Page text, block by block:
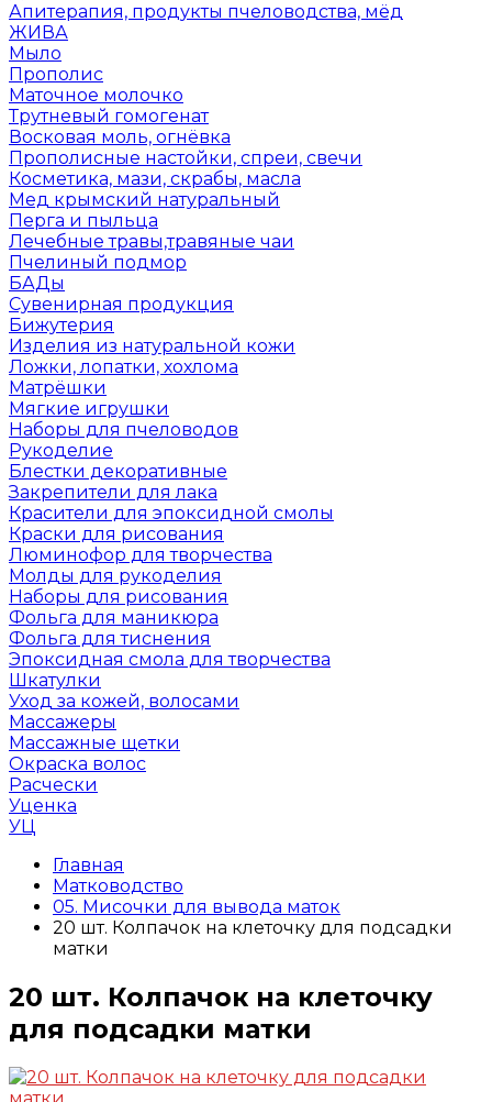
Апитерапия, продукты пчеловодства, мёд
ЖИВА
Мыло
Прополис
Маточное молочко
Трутневый гомогенат
Восковая моль, огнёвка
Прополисные настойки, спреи, свечи
Косметика, мази, скрабы, масла
Мед крымский натуральный
Перга и пыльца
Лечебные травы,травяные чаи
Пчелиный подмор
БАДы
Сувенирная продукция
Бижутерия
Изделия из натуральной кожи
Ложки, лопатки, хохлома
Матрёшки
Мягкие игрушки
Наборы для пчеловодов
Рукоделие
Блестки декоративные
Закрепители для лака
Красители для эпоксидной смолы
Краски для рисования
Люминофор для творчества
Молды для рукоделия
Наборы для рисования
Фольга для маникюра
Фольга для тиснения
Эпоксидная смола для творчества
Шкатулки
Уход за кожей, волосами
Массажеры
Массажные щетки
Окраска волос
Расчески
Уценка
УЦ
Главная
Матководство
05. Мисочки для вывода маток
20 шт. Колпачок на клеточку для подсадки
матки
20 шт. Колпачок на клеточку
для подсадки матки